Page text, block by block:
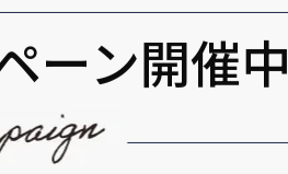
ーン開催中